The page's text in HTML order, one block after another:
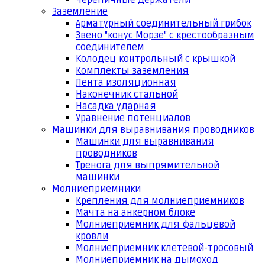
Заземление
Арматурный соединительный грибок
Звено "конус Морзе" с крестообразным
соединителем
Колодец контрольный с крышкой
Комплекты заземления
Лента изоляционная
Наконечник стальной
Насадка ударная
Уравнение потенциалов
Машинки для выравнивания проводников
Машинки для выравнивания
проводников
Тренога для выпрямительной
машинки
Молниеприемники
Крепления для молниеприемников
Мачта на анкерном блоке
Молниеприемник для фальцевой
кровли
Молниеприемник клетевой-тросовый
Молниеприемник на дымоход